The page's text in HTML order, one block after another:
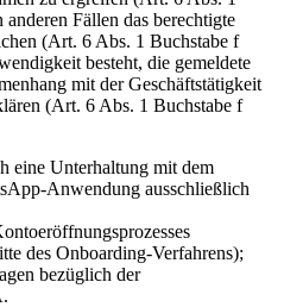
Fällen das berechtigte
(Art. 6 Abs. 1 Buchstabe f
besteht, die gemeldete
mit der Geschäftstätigkeit
(Art. 6 Abs. 1 Buchstabe f
eine Unterhaltung mit dem
Anwendung ausschließlich
des Onboarding-Verfahrens);
bezüglich der